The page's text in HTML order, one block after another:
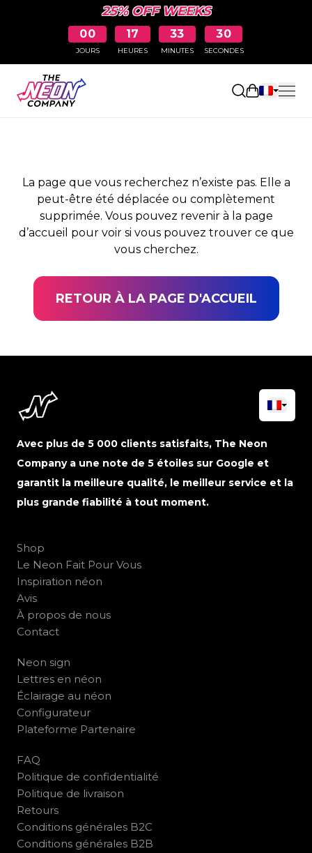
25% OFF WEEKS
00
JOURS
17
HEURES
33
MINUTES
29
SECONDES
Ouvrir le
PAGE NON TROUVÉE
La page que vous recherchez n’existe pas. Elle a
peut-être été déplacée ou complètement
supprimée. Vous pouvez revenir à la page
d’accueil pour voir si vous pouvez trouver ce que
vous cherchez.
RETOUR À LA PAGE D'ACCUEIL
Avec plus de 5 000 clients satisfaits, The Neon
Company a une note de 5 étoiles sur Google et
garantit la meilleure qualité, le meilleur service et la
plus grande fiabilité à tout moment.
Shop
Le Neon Fait Pour Vous
Inspiration néon
Avis
À propos de nous
Contact
Neon sign
Lettres en néon
Éclairage au néon
Configurateur
Plateforme Partenaire
FAQ
Politique de confidentialité
Politique de livraison
Retours
Conditions générales B2C
Conditions générales B2B